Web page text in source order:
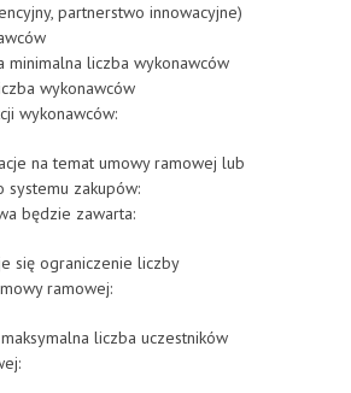
partnerstwo innowacyjne)
minimalna liczba wykonawców
wykonawców
wykonawców:
na temat umowy ramowej lub
systemu zakupów:
będzie zawarta:
się ograniczenie liczby
ramowej:
liczba uczestników